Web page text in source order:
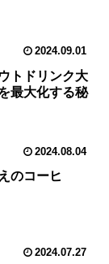
2024.09.01
トドリンク大
最大化する秘
2024.08.04
のコーヒ
2024.07.27